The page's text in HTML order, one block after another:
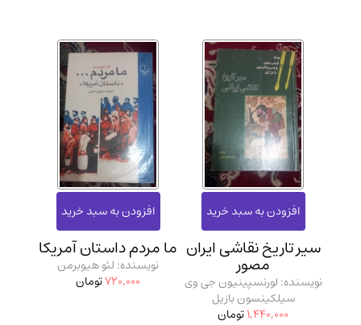
سیر تاریخ نقاشی ایران
مصور
نویسنده: لورنسپینیون جی وی
سیلکینسون بازیل
1,440,000تومان
ما مردم داستان آمریکا
نویسنده: لئو هیوبرمن
720,000تومان